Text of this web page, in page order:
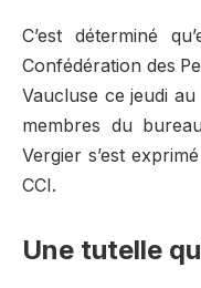
C’est déterminé
Confédération des
Vaucluse ce jeudi
membres du
Vergier s’est
CCI.
Une tutelle